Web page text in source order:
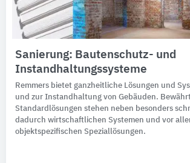
Sanierung: Bautenschutz- und
Instandhaltungssysteme
Remmers bietet ganzheitliche Lösungen und
und zur Instandhaltung von Gebäuden.
Standardlösungen stehen neben besonders
dadurch wirtschaftlichen Systemen und vor
objektspezifischen Speziallösungen.